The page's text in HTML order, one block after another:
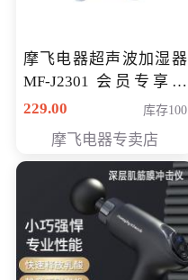
摩飞电器超声波加湿器
MF-J2301 会员专享价
168元
229.00 库存100
摩飞电器专卖店